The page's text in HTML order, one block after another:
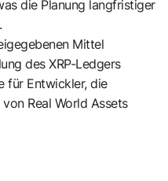
die Planung langfristiger
Mittel
des XRP-Ledgers
für Entwickler, die
Real World Assets